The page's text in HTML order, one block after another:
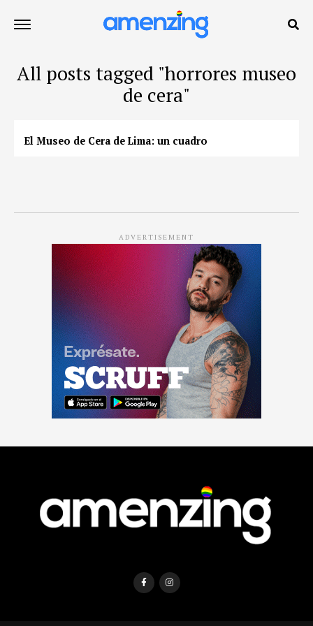
All posts tagged "horrores museo
de cera"
El Museo de Cera de Lima: un cuadro
ADVERTISEMENT